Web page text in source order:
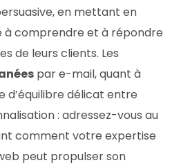
en mettant en
comprendre et à répondre
de leurs clients. Les
par e-mail, quant à
d’équilibre délicat entre
: adressez-vous au
comment votre expertise
peut propulser son